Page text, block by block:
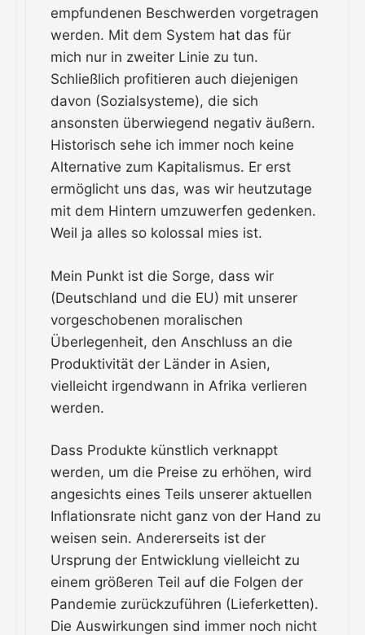
empfundenen Beschwerden vorgetragen
werden. Mit dem System hat das für
mich nur in zweiter Linie zu tun.
Schließlich profitieren auch diejenigen
davon (Sozialsysteme), die sich
ansonsten überwiegend negativ äußern.
Historisch sehe ich immer noch keine
Alternative zum Kapitalismus. Er erst
ermöglicht uns das, was wir heutzutage
mit dem Hintern umzuwerfen gedenken.
Weil ja alles so kolossal mies ist.
Mein Punkt ist die Sorge, dass wir
(Deutschland und die EU) mit unserer
vorgeschobenen moralischen
Überlegenheit, den Anschluss an die
Produktivität der Länder in Asien,
vielleicht irgendwann in Afrika verlieren
werden.
Dass Produkte künstlich verknappt
werden, um die Preise zu erhöhen, wird
angesichts eines Teils unserer aktuellen
Inflationsrate nicht ganz von der Hand zu
weisen sein. Andererseits ist der
Ursprung der Entwicklung vielleicht zu
einem größeren Teil auf die Folgen der
Pandemie zurückzuführen (Lieferketten).
Die Auswirkungen sind immer noch nicht